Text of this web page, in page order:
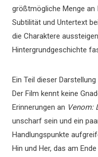
größtmögliche Menge
Subtilität und Untertext
die Charaktere
Hintergrundgeschichte
Ein Teil dieser
Der Film kennt keine
Erinnerungen an Venom:
unscharf sein und ein
Handlungspunkte
Hin und Her, das am